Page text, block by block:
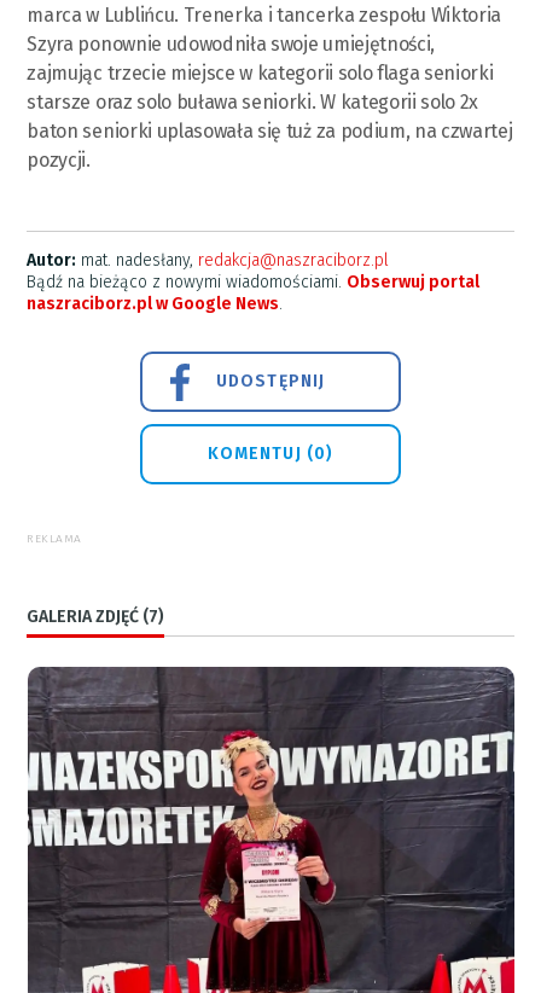
marca w Lublińcu. Trenerka i tancerka zespołu Wiktoria
Szyra ponownie udowodniła swoje umiejętności,
zajmując trzecie miejsce w kategorii solo flaga seniorki
starsze oraz solo buława seniorki. W kategorii solo 2x
baton seniorki uplasowała się tuż za podium, na czwartej
pozycji.
Autor: mat. nadesłany, redakcja@naszraciborz.pl
Bądź na bieżąco z nowymi wiadomościami. Obserwuj portal
naszraciborz.pl w Google News.
UDOSTĘPNIJ
KOMENTUJ (0)
REKLAMA
GALERIA ZDJĘĆ (7)